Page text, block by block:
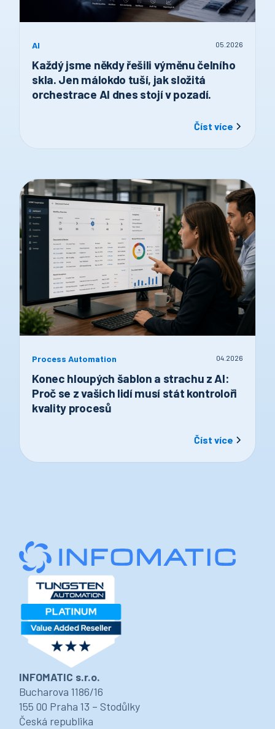
AI 05 2026
Každý jsme někdy řešili výměnu čelního
skla. Jen málokdo tuší, jak složitá
orchestrace AI dnes stojí v pozadí.
Číst více
Process Automation 04. 2026
Konec hloupých šablon a strachu z AI:
Proč se z vašich lidí musí stát kontroloři
kvality procesů
Číst více
INFOMATIC s.r.o.
Bucharova 1186/16
155 00 Praha 13 – Stodůlky
Česká republika